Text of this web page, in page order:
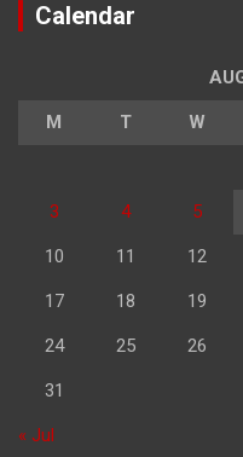
Calendar
M T W
3 4 5
10 11 12
17 18 19
24 25 26
31
« Jul